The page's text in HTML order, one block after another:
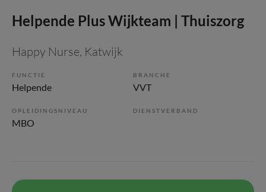
Helpende Plus Wijkteam | Thuiszorg
Happy Nurse, Katwijk
FUNCTIE
Helpende
BRANCHE
VVT
OPLEIDINGSNIVEAU
MBO
DIENSTVERBAND